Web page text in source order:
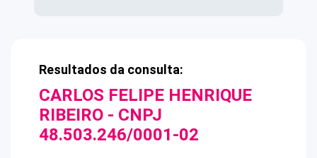
Resultados da consulta:
CARLOS FELIPE HENRIQUE
RIBEIRO - CNPJ
48.503.246/0001-02